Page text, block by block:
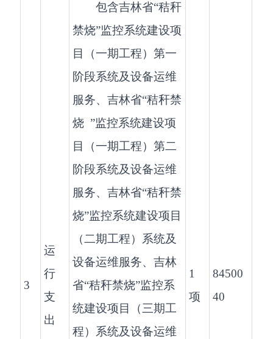
3
运
行
支
出
包含吉林省“秸秆
禁烧”监控系统建设项
目（一期工程）第一
阶段系统及设备运维
服务、吉林省“秸秆禁
烧 ”监控系统建设项
目（一期工程）第二
阶段系统及设备运维
服务、吉林省“秸秆禁
烧”监控系统建设项目
（二期工程）系统及
设备运维服务、吉林
省“秸秆禁烧”监控系
统建设项目（三期工
程）系统及设备运维
1
项
84500
40